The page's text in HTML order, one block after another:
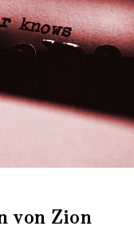
von Zion